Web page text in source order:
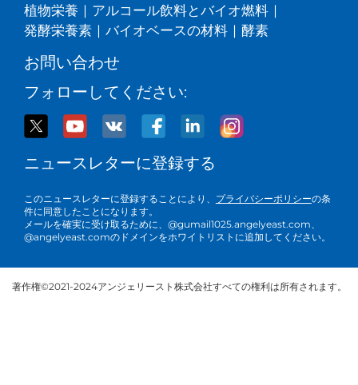
植物栄養 | アルコール飲料とバイオ燃料 |
発酵栄養素 | バイオベースの材料 | 酵素
お問い合わせ
フォローしてください:
ニュースレターに登録する
このニュースレターに登録することにより、 プライバシーポリシーの条
件に同意したことになります。
メールを確実に受け取るために、@gumail1025.angelyeast.com、
@angelyeast.comのドメインをホワイトリストに追加してください。
著作権©2021-2024アンジェリースト株式会社すべての権利は所有されます。